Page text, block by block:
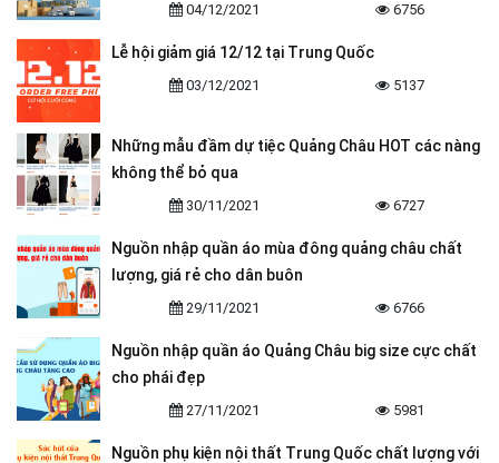
04/12/2021 6756
Lễ hội giảm giá 12/12 tại Trung Quốc
03/12/2021 5137
Những mẫu đầm dự tiệc Quảng Châu HOT các nàng
không thể bỏ qua
30/11/2021 6727
Nguồn nhập quần áo mùa đông quảng châu chất
lượng, giá rẻ cho dân buôn
29/11/2021 6766
Nguồn nhập quần áo Quảng Châu big size cực chất
cho phái đẹp
27/11/2021 5981
Nguồn phụ kiện nội thất Trung Quốc chất lượng với